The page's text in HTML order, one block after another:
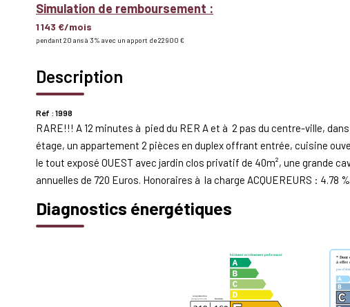
Simulation de remboursement :
1 143 €/mois
pendant 20 ans à 3% avec un apport de 22 900 €
Description
Réf : 1998
RARE!!! A 12 minutes à pied du RER A et à 2 pas du centre-ville,
étage, un appartement 2 pièces en duplex offrant entrée, cuisine
le tout exposé OUEST avec jardin clos privatif de 40m², une grande
annuelles de 720 Euros. Honoraires à la charge ACQUEREURS : 4.78
Diagnostics énergétiques